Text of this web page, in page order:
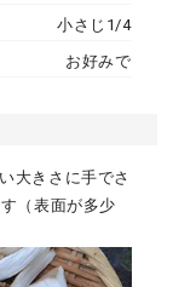
小さじ1/4
お好みで
大きさに手でさ
（表面が多少